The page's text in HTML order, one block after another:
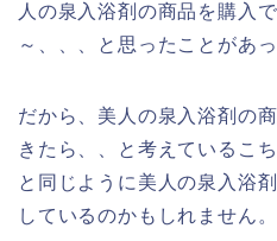
人の泉入浴剤の商品を購入
～、、、と思ったことがあ
だから、美人の泉入浴剤の
きたら、、と考えているこ
と同じように美人の泉入浴
しているのかもしれません。